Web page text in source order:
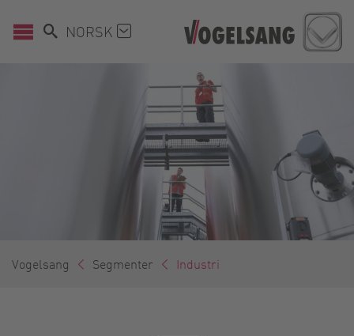
NORSK
Vogelsang Segmenter Industri